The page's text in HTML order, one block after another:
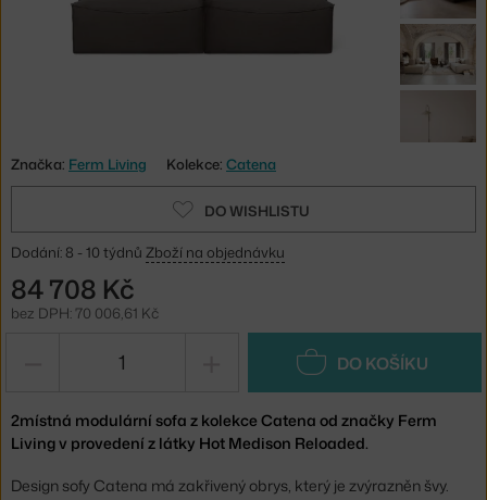
Značka: Ferm Living Kolekce: Catena
DO WISHLISTU
Dodání: 8 - 10 týdnů Zboží na objednávku
84 708 Kč
bez DPH: 70 006,61 Kč
DO KOŠÍKU
2místná modulární sofa z kolekce Catena od značky Ferm
Living v provedení z látky Hot Medison Reloaded.
Design sofy Catena má zakřivený obrys, který je zvýrazněn švy.